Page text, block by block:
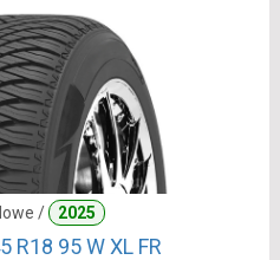
/ 2025
R18 95 W XL FR